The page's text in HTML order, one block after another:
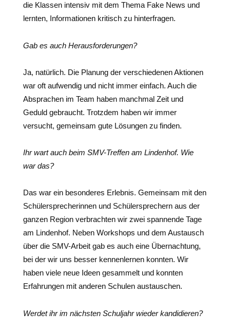
die Klassen intensiv mit dem Thema Fake News und
lernten, Informationen kritisch zu hinterfragen.
Gab es auch Herausforderungen?
Ja, natürlich. Die Planung der verschiedenen Aktionen
war oft aufwendig und nicht immer einfach. Auch die
Absprachen im Team haben manchmal Zeit und
Geduld gebraucht. Trotzdem haben wir immer
versucht, gemeinsam gute Lösungen zu finden.
Ihr wart auch beim SMV-Treffen am Lindenhof. Wie
war das?
Das war ein besonderes Erlebnis. Gemeinsam mit den
Schülersprecherinnen und Schülersprechern aus der
ganzen Region verbrachten wir zwei spannende Tage
am Lindenhof. Neben Workshops und dem Austausch
über die SMV-Arbeit gab es auch eine Übernachtung,
bei der wir uns besser kennenlernen konnten. Wir
haben viele neue Ideen gesammelt und konnten
Erfahrungen mit anderen Schulen austauschen.
Werdet ihr im nächsten Schuljahr wieder kandidieren?